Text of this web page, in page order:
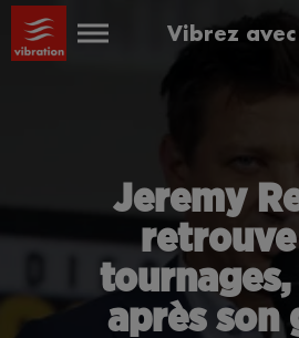
Vibrez
Jeremy
tournages,
après son